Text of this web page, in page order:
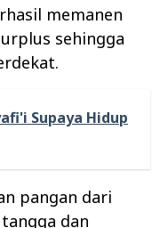
memanen
sehingga
Supaya Hidup
pangan dari
dan